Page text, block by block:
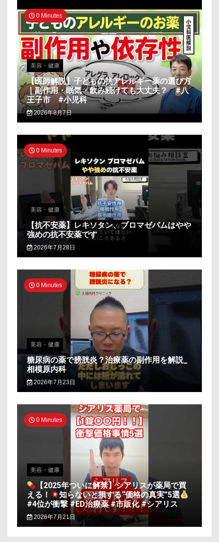
0 Minutes
美容・健康
【医師解説】子どもの抗アレルギー薬の選び方
｜副作用・眠気・飲み続けても大丈夫？ #八
王子市 #小児科
2026年8月7日
0 Minutes
美容・健康
【抗不安薬】レキソタン、ブロマゼパムはやや
強めの抗不安薬です
2026年7月28日
0 Minutes
美容・健康
糖尿病の薬で膀胱炎？治療薬の副作用を解説_
相模原内科
2026年7月23日
0 Minutes
美容・健康
【2025年ついに解禁】シアリスが薬局で買
える！
知らないと損する“価格の真実”5選
#4位が衝撃 #ED治療薬 #市販化 #シアリス
2026年7月21日